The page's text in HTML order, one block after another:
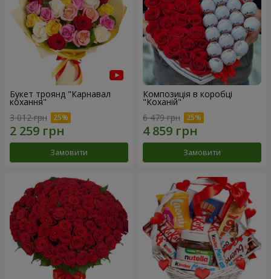
Букет троянд "Карнавал
кохання"
3 012 грн
Замовити
Композиція в коробці
"Коханій"
6 479 грн
Замовити